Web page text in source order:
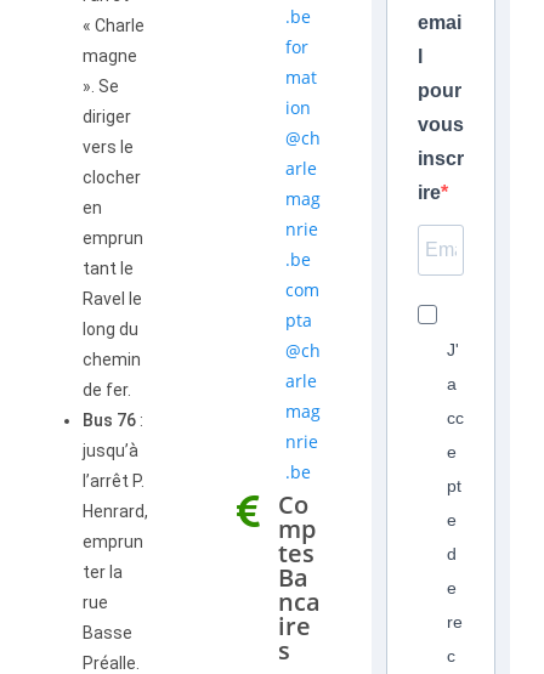
« Charle
magne
». Se
diriger
vers le
clocher
en
emprun
tant le
Ravel le
long du
chemin
de fer.
Bus 76:
jusqu’à
l’arrêt P.
Henrard,
emprun
ter la
rue
Basse
Préalle.
.be
for
mat
ion
@ch
arle
mag
nrie
.be
com
pta
@ch
arle
mag
nrie
.be
Co
mp
tes
Ba
nca
ire
s
emai
pour
vous
inscr
ire
J'
a
cc
e
pt
e
d
e
re
c